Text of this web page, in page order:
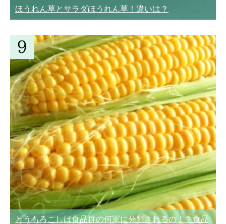
ほうれん草とサラダほうれん草！違いは？
とうもろこしは食品群の何軍に分類されるの！？食品